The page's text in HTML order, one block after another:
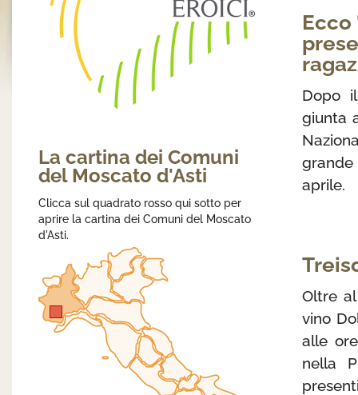
La cartina dei Comuni
del Moscato d'Asti
Clicca sul quadrato rosso qui sotto per
aprire la cartina dei Comuni del Moscato
d'Asti.
Dopo
giunta
grande
aprile.
Oltre
vino
alle
nella